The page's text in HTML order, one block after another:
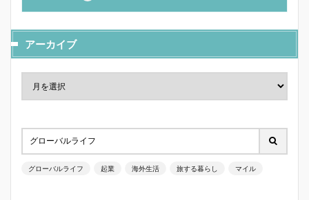
アーカイブ
グローバルライフ 起業 海外生活 旅する暮らし マイル